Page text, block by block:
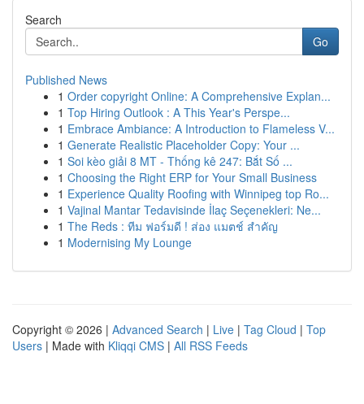
Search
Go
Published News
1 Order copyright Online: A Comprehensive Explan...
1 Top Hiring Outlook : A This Year's Perspe...
1 Embrace Ambiance: A Introduction to Flameless V...
1 Generate Realistic Placeholder Copy: Your ...
1 Soi kèo giải 8 MT - Thống kê 247: Bắt Số ...
1 Choosing the Right ERP for Your Small Business
1 Experience Quality Roofing with Winnipeg top Ro...
1 Vajinal Mantar Tedavisinde İlaç Seçenekleri: Ne...
1 The Reds : ทีม ฟอร์มดี ! ส่อง แมตช์ สำคัญ
1 Modernising My Lounge
Copyright © 2026 | Advanced Search | Live | Tag Cloud | Top
Users | Made with Kliqqi CMS | All RSS Feeds